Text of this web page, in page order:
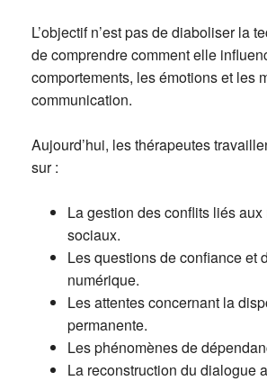
L’objectif n’est pas de diaboliser la
de comprendre comment elle
comportements, les émotions et les
communication.
Aujourd’hui, les thérapeutes
sur :
La gestion des conflits liés
sociaux.
Les questions de confiance et
numérique.
Les attentes concernant la
permanente.
Les phénomènes de
La reconstruction du dialogue